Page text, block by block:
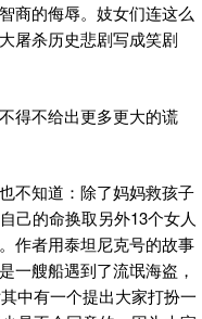
商的侮辱。妓女们连这么
屠杀历史悲剧写成笑剧
得不给出更多更大的谎
不知道：除了妈妈救孩子
己的命换取另外13个女人
作者用泰坦尼克号的故事
一艘船遇到了流氓海盗，
中有一个提出大家打扮一